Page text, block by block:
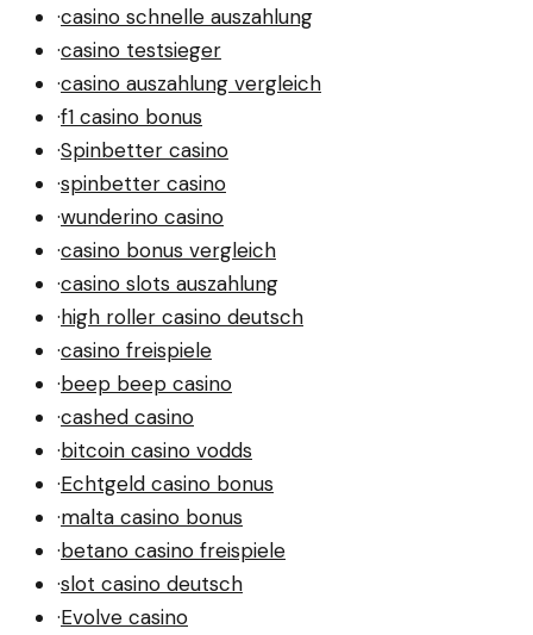
·casino schnelle auszahlung
·casino testsieger
·casino auszahlung vergleich
·f1 casino bonus
·Spinbetter casino
·spinbetter casino
·wunderino casino
·casino bonus vergleich
·casino slots auszahlung
·high roller casino deutsch
·casino freispiele
·beep beep casino
·cashed casino
·bitcoin casino vodds
·Echtgeld casino bonus
·malta casino bonus
·betano casino freispiele
·slot casino deutsch
·Evolve casino